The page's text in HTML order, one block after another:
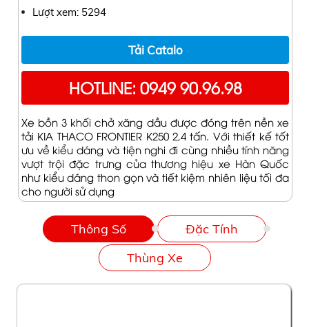
Lượt xem: 5294
Tải Catalo
HOTLINE: 0949 90.96.98
Xe bồn 3 khối chở xăng dầu được đóng trên nền xe
tải KIA THACO FRONTIER K250 2,4 tấn. Với thiết kế tốt
ưu về kiểu dáng và tiện nghi đi cùng nhiều tính năng
vượt trội đặc trưng của thương hiệu xe Hàn Quốc
như kiểu dáng thon gọn và tiết kiệm nhiên liệu tối đa
cho người sử dụng
Thông Số
Đặc Tính
Thùng Xe